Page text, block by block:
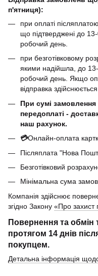
п'ятниця):
при оплаті
що підтверджені до
робочий день.
при безготівковому
якими надійшла, до
робочий день. Якщо
відправка
При сумі замовлення
передоплаті -
наш рахунок.
💳Онлайн-оплата
Післяплата "Нова
Безготівковий
Мінімальна сума
Компанія здійснює
згідно Закону «Про захист
Повернення та обмін
протягом 14 днів
покупцем.
Детальна інформація